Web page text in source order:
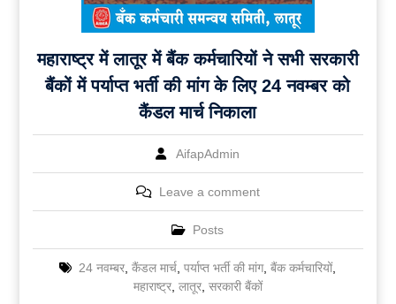
महाराष्ट्र में लातूर में बैंक कर्मचारियों ने सभी सरकारी
बैंकों में पर्याप्त भर्ती की मांग के लिए 24 नवम्बर को
कैंडल मार्च निकाला
AifapAdmin
Leave a comment
Posts
24 नवम्बर,कैंडल मार्च,पर्याप्त भर्ती की मांग,बैंक कर्मचारियों,
महाराष्ट्र, लातूर, सरकारी बैंकों